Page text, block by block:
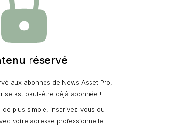
réservé
aux abonnés de News Asset Pro,
est peut-être déjà abonnée !
de plus simple, inscrivez-vous ou
votre adresse professionnelle.